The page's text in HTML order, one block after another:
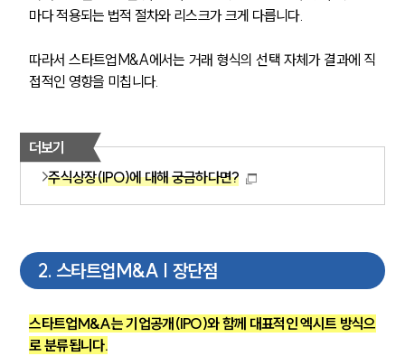
마다 적용되는 법적 절차와 리스크가 크게 다릅니다.
따라서 스타트업M&A에서는 거래 형식의 선택 자체가 결과에 직
접적인 영향을 미칩니다.
더보기
주식상장(IPO)에 대해 궁금하다면?
2. 스타트업M&A | 장단점
스타트업M&A는 기업공개(IPO)와 함께 대표적인 엑시트 방식으
로 분류됩니다.